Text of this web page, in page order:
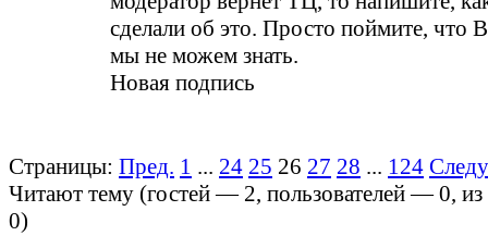
сделали об это. Просто поймите, что
мы не можем знать.
Новая подпись
Страницы: Пред. 1 ... 24 25 26 27 28 ... 124
Читают тему (гостей — 2, пользователей —0,
0)